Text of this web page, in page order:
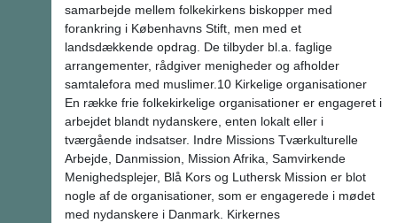
samarbejde mellem folkekirkens biskopper med
forankring i Københavns Stift, men med et
landsdækkende opdrag. De tilbyder bl.a. faglige
arrangementer, rådgiver menigheder og afholder
samtalefora med muslimer.10 Kirkelige organisationer
En række frie folkekirkelige organisationer er engageret i
arbejdet blandt nydanskere, enten lokalt eller i
tværgående indsatser. Indre Missions Tværkulturelle
Arbejde, Danmission, Mission Afrika, Samvirkende
Menighedsplejer, Blå Kors og Luthersk Mission er blot
nogle af de organisationer, som er engagerede i mødet
med nydanskere i Danmark. Kirkernes